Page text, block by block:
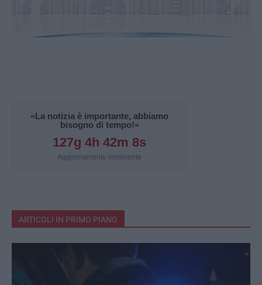
«La notizia è importante, abbiamo
bisogno di tempo!»
127g 4h 42m 7s
Aggiornamento imminente
ARTICOLI IN PRIMO PIANO